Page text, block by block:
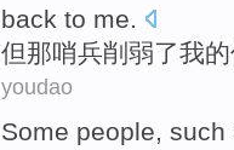
back to me
但那哨兵削弱了我的
youdao
Some people, such